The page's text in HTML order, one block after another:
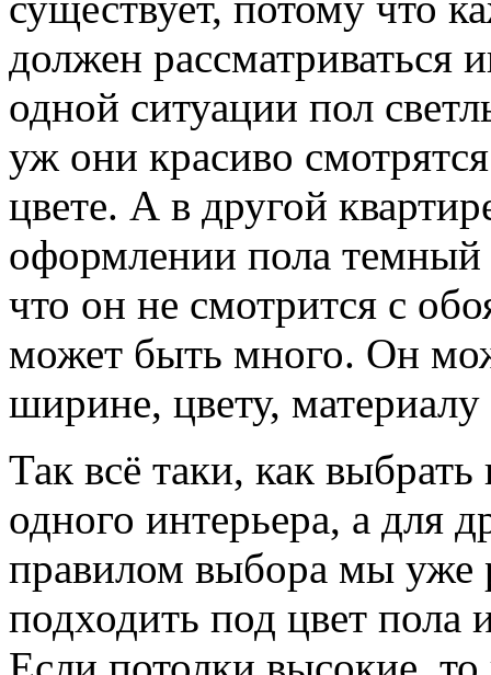
должен рассматриваться
одной ситуации пол
уж они красиво
цвете. А в другой
оформлении пола темный
что он не смотрится с
может быть много. Он
ширине, цвету,
Так всё таки, как
одного интерьера, а для
правилом выбора мы уже
подходить под цвет пола